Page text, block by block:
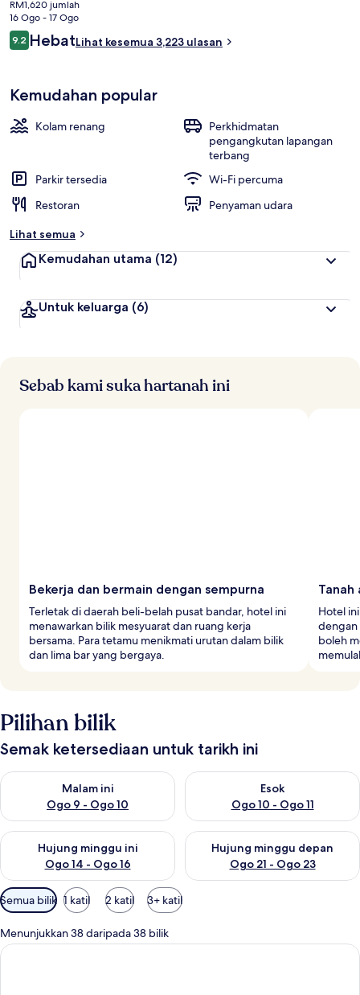
pendek dari pengangkutan awam: Stesen Tochomae terletak pada
jarak 2 minit sahaja dan Stesen Shinjuku-nishiguchi terletak pada
jarak 7 minit sahaja.
ialah
RM1,281
RM1,620 jumlah
16 Ogo - 17 Ogo
Ulasan
9.29.2 daripada 10
HebatLihat kesemua 3,223 ulasan
Kemudahan popular
Kolam renang
Perkhidmatan
pengangkutan lapangan
terbang
Parkir tersedia
Wi-Fi percuma
Restoran
Penyaman udara
Lihat semua
Kemudahan utama (12)
Untuk keluarga (6)
Sebab kami suka hartanah ini
Bekerja dan bermain dengan sempurna
Terletak di daerah beli-belah pusat bandar, hotel ini
menawarkan bilik mesyuarat dan ruang kerja
bersama. Para tetamu menikmati urutan dalam bilik
dan lima bar yang bergaya.
Tanah
Hotel
dengan
boleh
Pilihan bilik
Semak ketersediaan untuk tarikh ini
Malam ini
Ogo 9 - Ogo 10
Semak ketersediaan untuk malam ini Ogo 9 - Ogo 10
Esok
Ogo 10 - Ogo 11
Semak ketersediaan untuk
Hujung minggu ini
Ogo 14 - Ogo 16
Semak ketersediaan untuk hujung minggu ini Ogo 14 - Ogo 16
Hujung minggu depan
Ogo 21 - Ogo 23
Semak ketersediaan untuk
Penapis
yang
tersedia
untuk
Semua bilik 1 katil 2 katil 3+ katil
Menunjukkan 38 daripada 38 bilik